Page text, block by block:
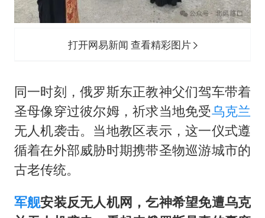
打开网易新闻 查看精彩图片
同一时刻，俄罗斯东正教神父们驾车带着
圣母像穿过彼尔姆，祈求当地免受乌克兰
无人机袭击。当地教区表示，这一仪式遵
循着在外部威胁时期携带圣物巡游城市的
古老传统。
军舰安装反无人机网，乞神希望免遭乌克